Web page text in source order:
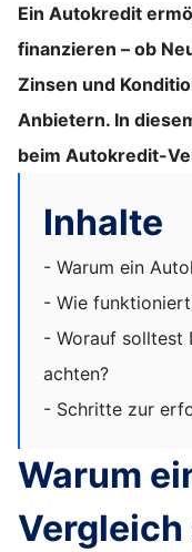
Ein Autokredit
finanzieren – ob
Zinsen und
Anbietern. In
beim Autokredit-
Inhalte
- Warum ein
- Wie
- Worauf solltest
achten?
- Schritte zur
Warum